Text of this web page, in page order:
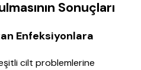
Sonuçları
Enfeksiyonlara
cilt problemlerine